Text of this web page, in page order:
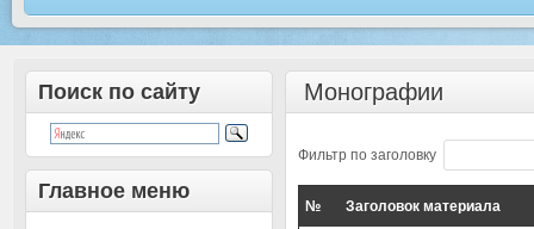
Поиск по сайту
Главное меню
Монографии
Фильтр по заголовку
№ Заголовок материала